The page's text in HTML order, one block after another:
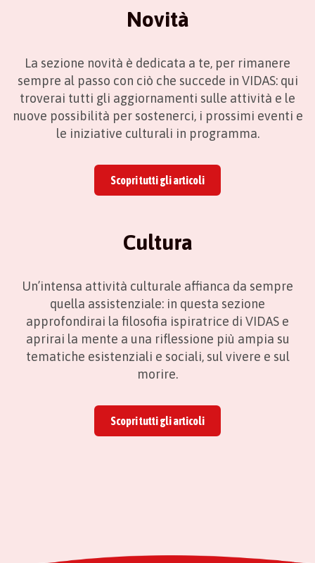
Novità
La sezione novità è dedicata a te, per rimanere
sempre al passo con ciò che succede in VIDAS: qui
troverai tutti gli aggiornamenti sulle attività e le
nuove possibilità per sostenerci, i prossimi eventi e
le iniziative culturali in programma.
Scopri tutti gli articoli
Cultura
Un’intensa attività culturale affianca da sempre
quella assistenziale: in questa sezione
approfondirai la filosofia ispiratrice di VIDAS e
aprirai la mente a una riflessione più ampia su
tematiche esistenziali e sociali, sul vivere e sul
morire.
Scopri tutti gli articoli